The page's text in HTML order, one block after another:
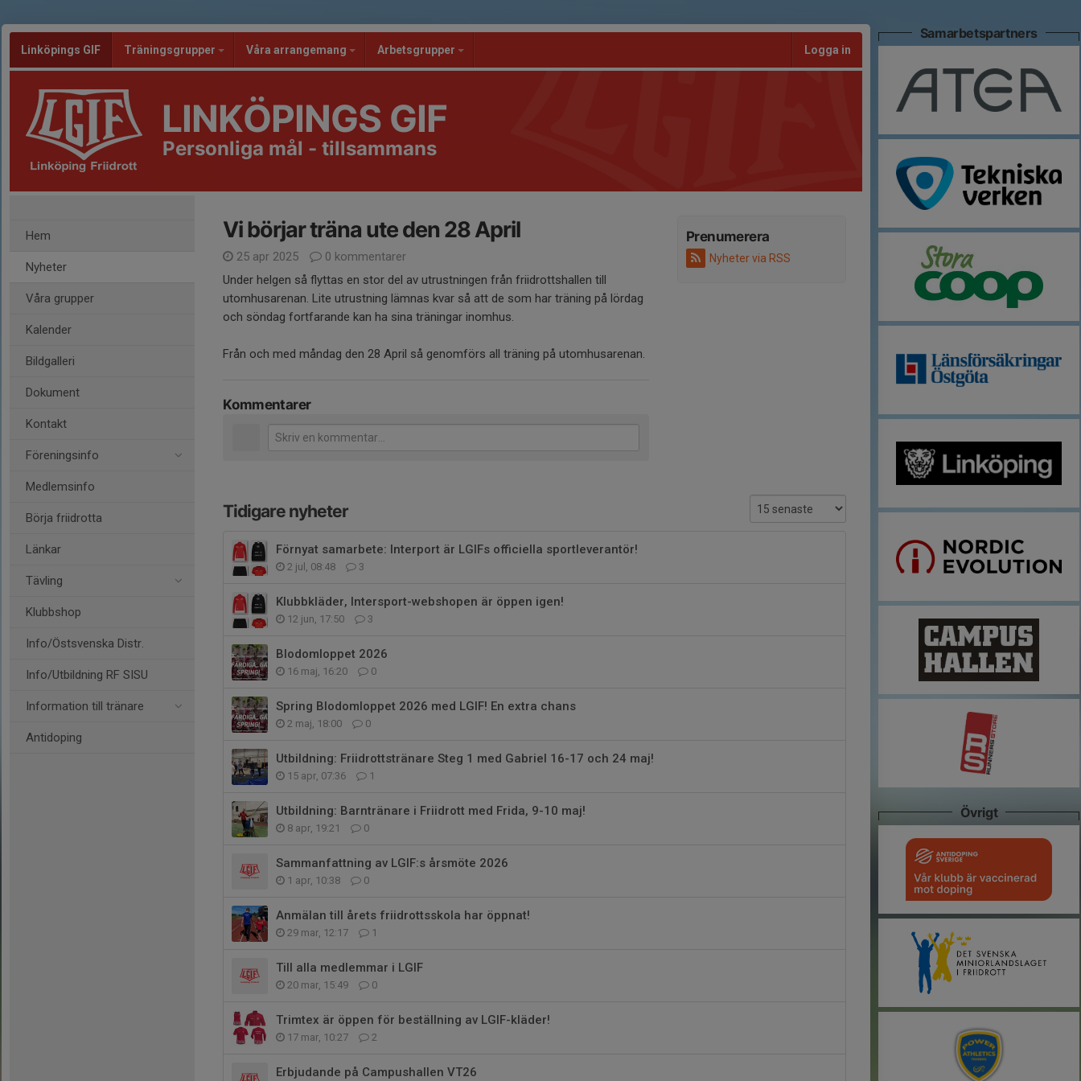
Linköpings GIF Träningsgrupper Våra arrangemang Arbetsgrupper Logga in
LINKÖPINGS GIF
Personliga mål - tillsammans
Hem
Nyheter
Våra grupper
Kalender
Bildgalleri
Dokument
Kontakt
Föreningsinfo
Medlemsinfo
Börja friidrotta
Länkar
Tävling
Klubbshop
Info/Östsvenska Distr.
Info/Utbildning RF SISU
Information till tränare
Antidoping
Prenumerera
Nyheter via RSS
Vi börjar träna ute den 28 April
25 apr 2025
0 kommentarer
Under helgen så flyttas en stor del av utrustningen från friidrottshallen till
utomhusarenan. Lite utrustning lämnas kvar så att de som har träning på lördag
och söndag fortfarande kan ha sina träningar inomhus.
Från och med måndag den 28 April så genomförs all träning på utomhusarenan.
Kommentarer
Tidigare nyheter
Förnyat samarbete: Interport är LGIFs officiella sportleverantör!
2 jul, 08:48 3
Klubbkläder, Intersport-webshopen är öppen igen!
12 jun, 17:50 3
Blodomloppet 2026
16 maj, 16:20 0
Spring Blodomloppet 2026 med LGIF! En extra chans
2 maj, 18:00 0
Utbildning: Friidrottstränare Steg 1 med Gabriel 16-17 och 24 maj!
15 apr, 07:36 1
Utbildning: Barntränare i Friidrott med Frida, 9-10 maj!
8 apr, 19:21 0
Sammanfattning av LGIF:s årsmöte 2026
1 apr, 10:38 0
Anmälan till årets friidrottsskola har öppnat!
29 mar, 12:17 1
Till alla medlemmar i LGIF
20 mar, 15:49 0
Trimtex är öppen för beställning av LGIF-kläder!
17 mar, 10:27 2
Erbjudande på Campushallen VT26
Samarbetspartners
Övrigt